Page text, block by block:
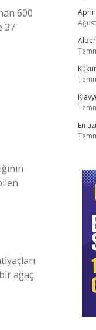
600
37
ağaç
Alper
En